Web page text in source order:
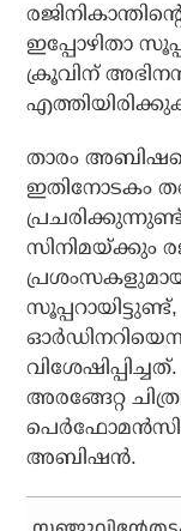
ഇപ്പോഴിതാ
ക്രൂവിന്
താരം
ഇതിനോടകം
സിനിമയ്ക്കും
അരങ്ങേറ്റ
അബിഷന്‍.